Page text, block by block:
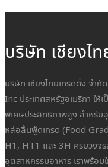
บริษัท เชียงไ
บริษัท เชียงไทยเทรดดิ้ง จำ
Inc ประเทศสหรัฐอเมริกา ใ
พิเศษประสิทธิภาพสูง สำหรับ
หล่อลื่นฟู้ดเกรด (Food
H1, HT1 และ 3H ครบวงจร
อุตสาหกรรมอาหาร เราพร้อ